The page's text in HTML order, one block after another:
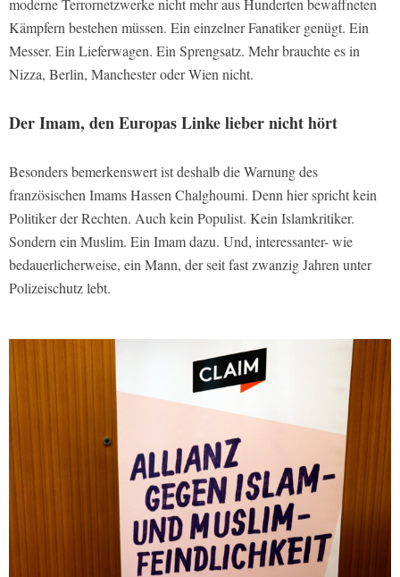
moderne Terrornetzwerke nicht mehr aus Hunderten bewaffneten
Kämpfern bestehen müssen. Ein einzelner Fanatiker genügt. Ein
Messer. Ein Lieferwagen. Ein Sprengsatz. Mehr brauchte es in
Nizza, Berlin, Manchester oder Wien nicht.
Der Imam, den Europas Linke lieber nicht hört
Besonders bemerkenswert ist deshalb die Warnung des
französischen Imams Hassen Chalghoumi. Denn hier spricht kein
Politiker der Rechten. Auch kein Populist. Kein Islamkritiker.
Sondern ein Muslim. Ein Imam dazu. Und, interessanter- wie
bedauerlicherweise, ein Mann, der seit fast zwanzig Jahren unter
Polizeischutz lebt.